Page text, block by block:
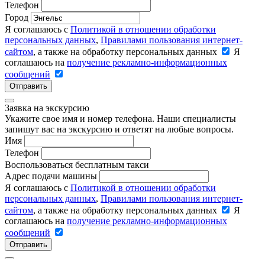
Телефон
Город
Я соглашаюсь с Политикой в отношении обработки
персональных данных, Правилами пользования интернет-
сайтом, а также на обработку персональных данных
Я
соглашаюсь на получение рекламно-информационных
сообщений
Отправить
Заявка на экскурсию
Укажите свое имя и номер телефона. Наши специалисты
запишут вас на экскурсию и ответят на любые вопросы.
Имя
Телефон
Воспользоваться бесплатным такси
Адрес подачи машины
Я соглашаюсь с Политикой в отношении обработки
персональных данных, Правилами пользования интернет-
сайтом, а также на обработку персональных данных
Я
соглашаюсь на получение рекламно-информационных
сообщений
Отправить